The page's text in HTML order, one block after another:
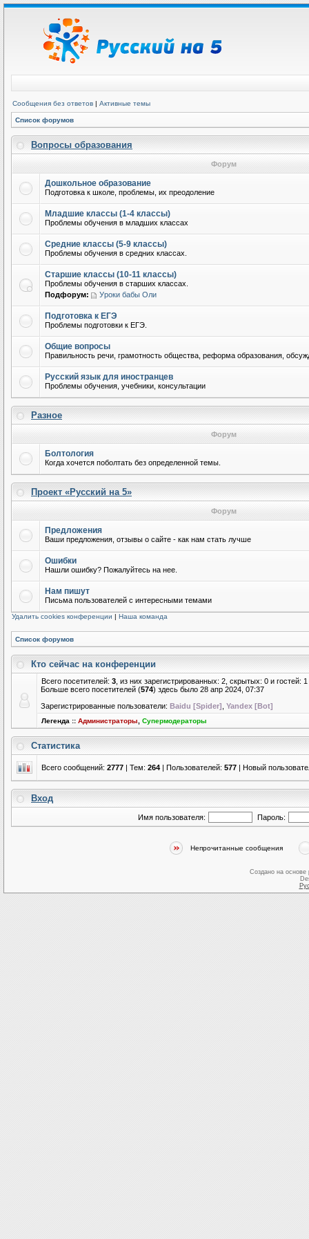
Сообщения без ответов | Активные темы
Список форумов
Вопросы образования
Форум
Дошкольное образование
Подготовка к школе, проблемы, их преодоление
Младшие классы (1-4 классы)
Проблемы обучения в младших классах
Средние классы (5-9 классы)
Проблемы обучения в средних классах.
Старшие классы (10-11 классы)
Проблемы обучения в старших классах.
Подфорум:
Уроки бабы Оли
Подготовка к ЕГЭ
Проблемы подготовки к ЕГЭ.
Общие вопросы
Правильность речи, грамотность общества, реформа образования,
Русский язык для иностранцев
Проблемы обучения, учебники, консультации
Разное
Форум
Болтология
Когда хочется поболтать без определенной темы.
Проект «Русский на 5»
Форум
Предложения
Ваши предложения, отзывы о сайте - как нам стать лучше
Ошибки
Нашли ошибку? Пожалуйтесь на нее.
Нам пишут
Письма пользователей с интересными темами
Удалить cookies конференции | Наша команда
Список форумов
Кто сейчас на конференции
Всего посетителей: 3 , из них зарегистрированных: 2, скрытых: 0 и
Больше всего посетителей (574) здесь было 28 апр 2024, 07:37
Зарегистрированные пользователи: Baidu [Spider] Yandex [Bot]
Легенда :: Администраторы Супермодераторы
Статистика
Всего сообщений: 2777 | Тем: 264 | Пользователей: 577 | Новый
Вход
Имя пользователя: Пароль:
Непрочитанные сообщения
Создано на основе